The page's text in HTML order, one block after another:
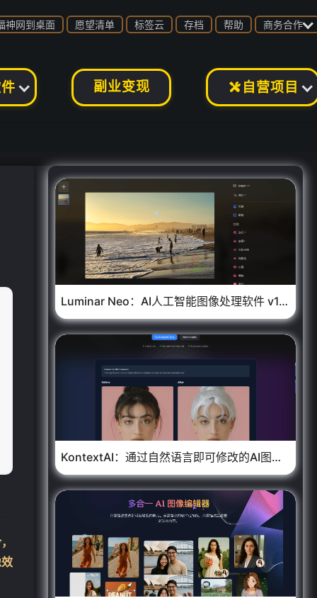
副业变现  自营项目
神网到桌面 愿望清单 标签云 存档 帮助 商务合作
Luminar Neo：AI人工智能图像处理软件 v1.24.6 中文便携版
KontextAI：通过自然语言即可修改的AI图像编辑工具
❄